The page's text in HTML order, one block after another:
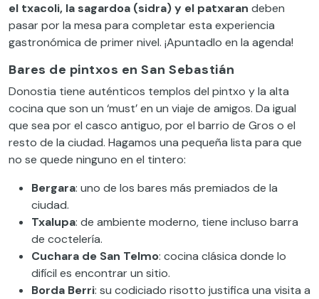
el txacoli, la sagardoa (sidra) y el patxaran deben
pasar por la mesa para completar esta experiencia
gastronómica de primer nivel. ¡Apuntadlo en la agenda!
Bares de pintxos en San Sebastián
Donostia tiene auténticos templos del pintxo y la alta
cocina que son un ‘must’ en un viaje de amigos. Da igual
que sea por el casco antiguo, por el barrio de Gros o el
resto de la ciudad. Hagamos una pequeña lista para que
no se quede ninguno en el tintero:
Bergara: uno de los bares más premiados de la
ciudad.
Txalupa: de ambiente moderno, tiene incluso barra
de coctelería.
Cuchara de San Telmo: cocina clásica donde lo
difícil es encontrar un sitio.
Borda Berri: su codiciado risotto justifica una visita a